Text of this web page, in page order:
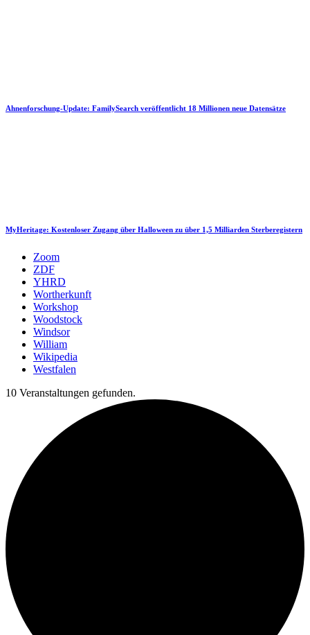
Ahnenforschung-Update: FamilySearch veröffentlicht 18 Millionen neue Datensätze
MyHeritage: Kostenloser Zugang über Halloween zu über 1,5 Milliarden Sterberegistern
Zoom
ZDF
YHRD
Wortherkunft
Workshop
Woodstock
Windsor
William
Wikipedia
Westfalen
10 Veranstaltungen gefunden.